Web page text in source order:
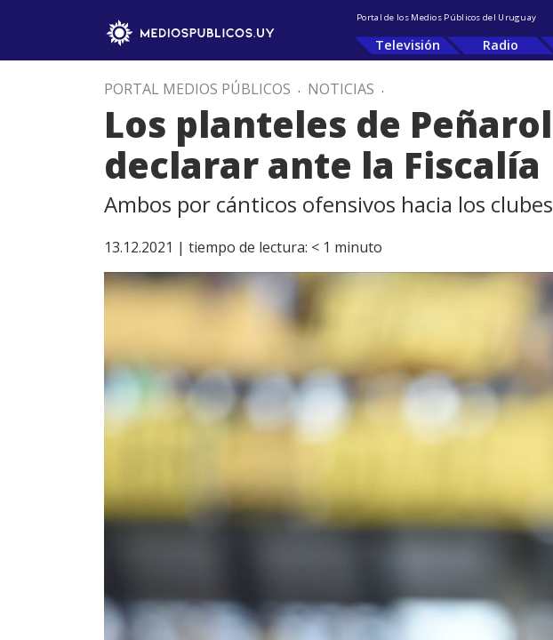
Portal de los Medios Públicos del Uruguay
Televisión Radio
PORTAL MEDIOS PÚBLICOS . NOTICIAS .
Los planteles de
declarar ante la Fiscalía
Ambos por cánticos ofensivos hacia los
13.12.2021 | tiempo de lectura: < 1 minuto